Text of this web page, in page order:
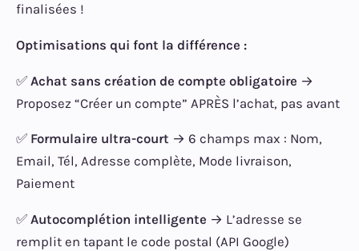
finalisées !
Optimisations qui font la différence :
✅ Achat sans création de compte obligatoire →
Proposez “Créer un compte” APRÈS l’achat, pas avant
✅ Formulaire ultra-court → 6 champs max : Nom,
Email, Tél, Adresse complète, Mode livraison,
Paiement
✅ Autocomplétion intelligente → L’adresse se
remplit en tapant le code postal (API Google)